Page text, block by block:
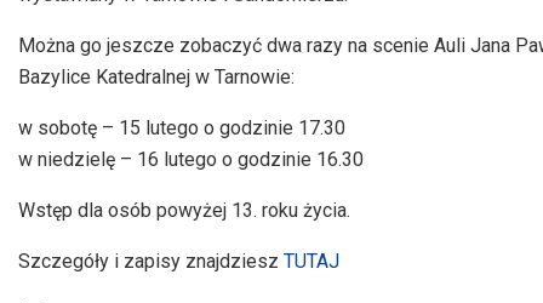
Można go jeszcze zobaczyć dwa razy na scenie Auli Jana
Bazylice Katedralnej w Tarnowie:
w sobotę – 15 lutego o godzinie 17.30
w niedzielę – 16 lutego o godzinie 16.30
Wstęp dla osób powyżej 13. roku życia.
Szczegóły i zapisy znajdziesz TUTAJ